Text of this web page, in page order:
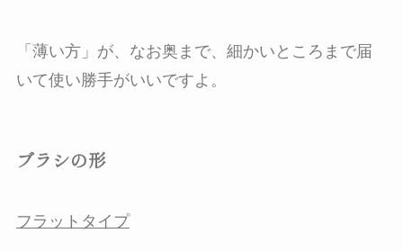
「薄い方」が、なお奥まで、細かいところまで届
いて使い勝手がいいですよ。
ブラシの形
フラットタイプ